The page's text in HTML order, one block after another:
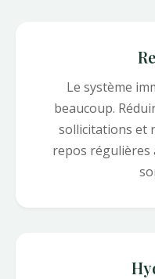
Le système
beaucoup.
sollicitations et
repos régulières